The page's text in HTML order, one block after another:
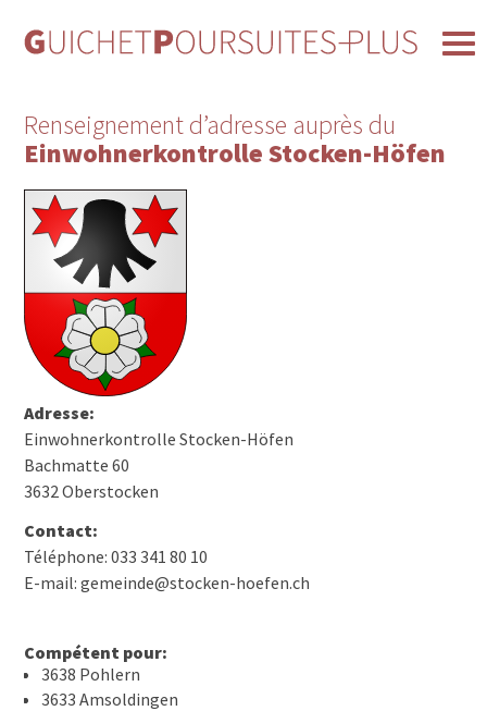
Renseignement d’adresse auprès du
Einwohnerkontrolle Stocken-Höfen
Adresse:
Einwohnerkontrolle Stocken-Höfen
Bachmatte 60
3632 Oberstocken
Contact:
Téléphone: 033 341 80 10
E-mail: gemeinde@stocken-hoefen.ch
Compétent pour:
3638 Pohlern
3633 Amsoldingen